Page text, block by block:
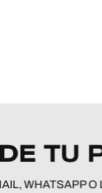
TU
WHATSAPP O